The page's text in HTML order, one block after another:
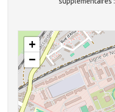
+
−